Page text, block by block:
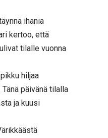
ihania
kertoo, että
tilalle vuonna
hiljaa
päivänä tilalla
ja kuusi